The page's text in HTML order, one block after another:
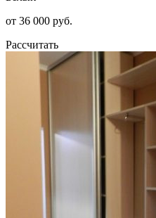
от 36 000 руб.
Рассчитать